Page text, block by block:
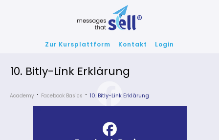
Zur Kursplattform Kontakt Login
10. Bitly-Link Erklärung
Academy Facebook Basics 10. Bitly-Link Erklärung